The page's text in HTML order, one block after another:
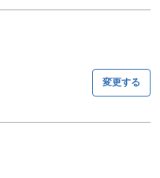
変更する